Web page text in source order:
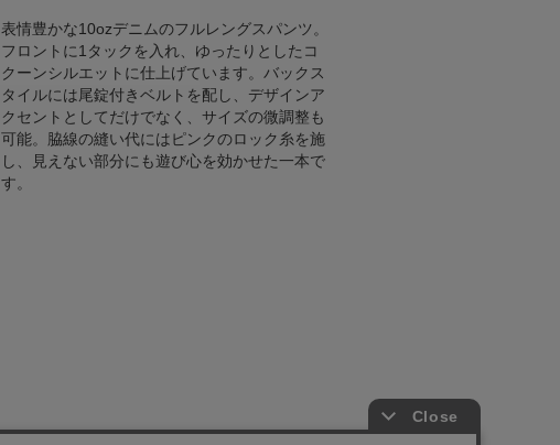
表情豊かな10ozデニムのフルレングスパンツ。
フロントに1タックを入れ、ゆったりとしたコ
クーンシルエットに仕上げています。バックス
タイルには尾錠付きベルトを配し、デザインア
クセントとしてだけでなく、サイズの微調整も
可能。脇線の縫い代にはピンクのロック糸を施
し、見えない部分にも遊び心を効かせた一本で
す。